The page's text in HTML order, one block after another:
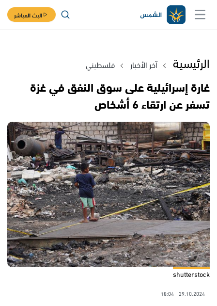
البث المباشر
الرئيسية آخر الأخبار فلسطيني
غارة إسرائيلية على سوق النفق في غزة
تسفر عن ارتقاء 6 أشخاص
shutterstock
29.10.2024
18:04